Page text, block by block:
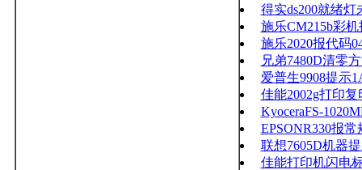
得实ds200就绪灯
施乐CM215b彩
施乐2020报代码
兄弟7480D清零
爱普生9908提示
佳能2002g打印
KyoceraFS-
EPSONR330报
联想7605D机器
佳能打印机闪电